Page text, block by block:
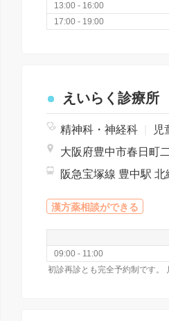
13:00 - 16:00
17:00 - 19:00
えいらく診療所
精神科・神経科 児
大阪府豊中市春日町
漢方薬相談ができる
09:00 - 11:00
初診再診とも完全予約制です。